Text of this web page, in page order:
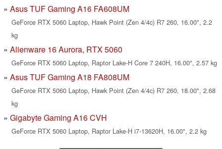
Asus TUF Gaming A16 FA608UM
GeForce RTX 5060 Laptop, Hawk Point (Zen 4/4c) R7 260, 16.00", 2.2
kg
Alienware 16 Aurora, RTX 5060
GeForce RTX 5060 Laptop, Raptor Lake-H Core 7 240H, 16.00", 2.57 kg
Asus TUF Gaming A18 FA808UM
GeForce RTX 5060 Laptop, Hawk Point (Zen 4/4c) R7 260, 18.00", 2.68
kg
Gigabyte Gaming A16 CVH
GeForce RTX 5060 Laptop, Raptor Lake-H i7-13620H, 16.00", 2.2 kg